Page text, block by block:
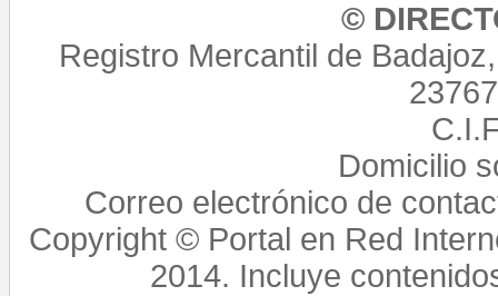
©
Registro Mercantil de
Domicilio
Correo electrónico de
Copyright © Portal en Red
2014. Incluye